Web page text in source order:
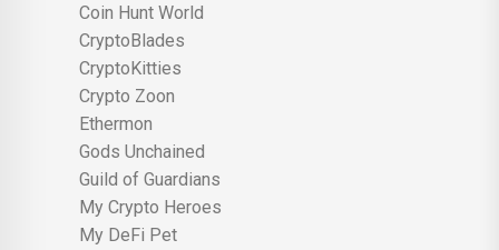
Coin Hunt World
CryptoBlades
CryptoKitties
Crypto Zoon
Ethermon
Gods Unchained
Guild of Guardians
My Crypto Heroes
My DeFi Pet